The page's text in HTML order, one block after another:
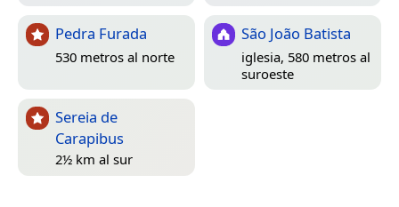
Pedra Furada
530 metros al norte
São João Batista
iglesia, 580 metros al
suroeste
Sereia de
Carapibus
2½ km al sur